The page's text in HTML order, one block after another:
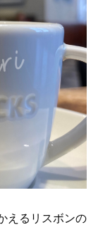
えるリスボンの